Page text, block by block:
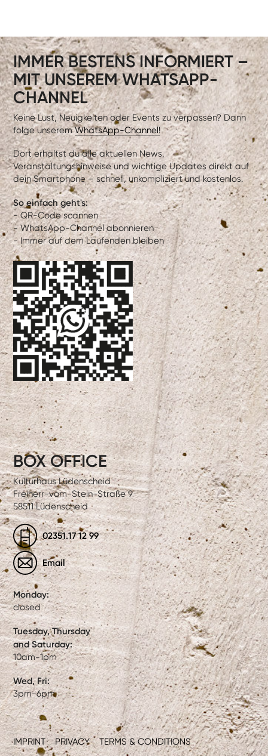
IMMER BESTENS INFORMIERT –
MIT UNSEREM WHATSAPP-
CHANNEL
Keine Lust, Neuigkeiten oder Events zu verpassen? Dann
folge unseremWhatsApp-Channel!
Dort erhältst du alle aktuellen News,
Veranstaltungshinweise und wichtige Updates direkt auf
dein Smartphone – schnell, unkompliziert und kostenlos.
So einfach geht's:
- QR-Code scannen
- WhatsApp-Channel abonnieren
- Immer auf dem Laufenden bleiben
IMPRINT PRIVACY TERMS & CONDITIONS
BOX OFFICE
Kulturhaus Lüdenscheid
Freiherr-vom-Stein-Straße 9
58511 Lüdenscheid
02351.17 12 99
Email
Monday:
closed
Tuesday, Thursday
and Saturday:
10am-1pm
Wed, Fri:
3pm-6pm